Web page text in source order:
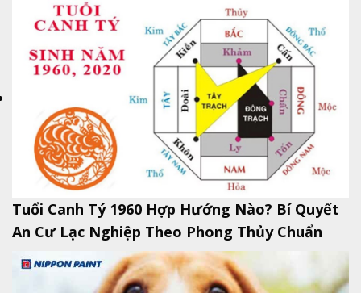
Tuổi Canh Tý 1960 Hợp Hướng Nào? Bí Quyết
An Cư Lạc Nghiệp Theo Phong Thủy Chuẩn